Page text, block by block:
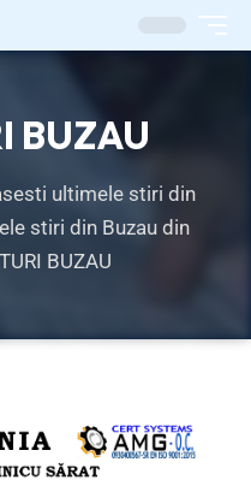
BUZAU
ultimele stiri din
stiri din Buzau din
BUZAU